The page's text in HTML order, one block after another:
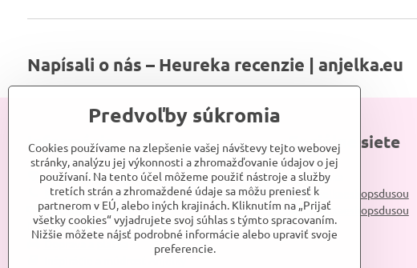
Napísali o nás – Heureka recenzie | anjelka.eu
Informácie
Srdce Anjelky
Kontakt
Obchodné podmienky
Reklamačné podmienky
Doprava a platba
Sociálne siete
Anjelka
Anjelkaeshopsdusou
Anjelkaeshopsdusou
Predvoľby súkromia
Cookies používame na zlepšenie vašej návštevy tejto webovej
stránky, analýzu jej výkonnosti a zhromažďovanie údajov o jej
používaní. Na tento účel môžeme použiť nástroje a služby
tretích strán a zhromaždené údaje sa môžu preniesť k
partnerom v EÚ, alebo iných krajinách. Kliknutím na „Prijať
všetky cookies“ vyjadrujete svoj súhlas s týmto spracovaním.
Nižšie môžete nájsť podrobné informácie alebo upraviť svoje
preferencie.